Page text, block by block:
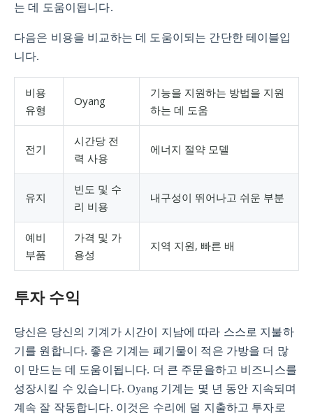
는 데 도움이됩니다.
다음은 비용을 비교하는 데 도움이되는 간단한 테이블입
니다.
비용
유형
Oyang
기능을 지원하는 방법을 지원
하는 데 도움
전기
시간당 전
력 사용
에너지 절약 모델
유지
빈도 및 수
리 비용
내구성이 뛰어나고 쉬운 부분
예비
부품
가격 및 가
용성
지역 지원, 빠른 배
투자 수익
당신은 당신의 기계가 시간이 지남에 따라 스스로 지불하
기를 원합니다. 좋은 기계는 폐기물이 적은 가방을 더 많
이 만드는 데 도움이됩니다. 더 큰 주문을하고 비즈니스를
성장시킬 수 있습니다. Oyang 기계는 몇 년 동안 지속되며
계속 잘 작동합니다. 이것은 수리에 덜 지출하고 투자로